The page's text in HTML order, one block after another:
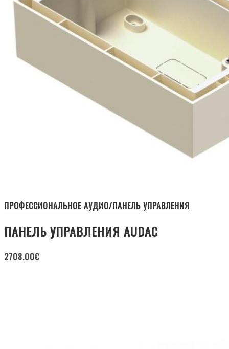
ПРОФЕССИОНАЛЬНОЕ АУДИО/ПАНЕЛЬ УПРАВЛЕНИЯ
ПАНЕЛЬ УПРАВЛЕНИЯ AUDAC
2708.00€